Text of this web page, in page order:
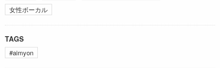
女性ボーカル
TAGS
#aimyon